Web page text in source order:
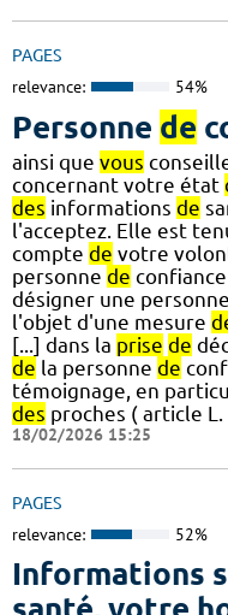
PAGES
relevance: 54%
Personne de
ainsi que vous
concernant votre état
des informations de
l'acceptez. Elle est
compte de votre
personne de confiance
désigner une personne
l'objet d'une mesure
[...] dans la prise de
de la personne de
témoignage, en
des proches ( article
18/02/2026 15:25
PAGES
relevance: 52%
Informations